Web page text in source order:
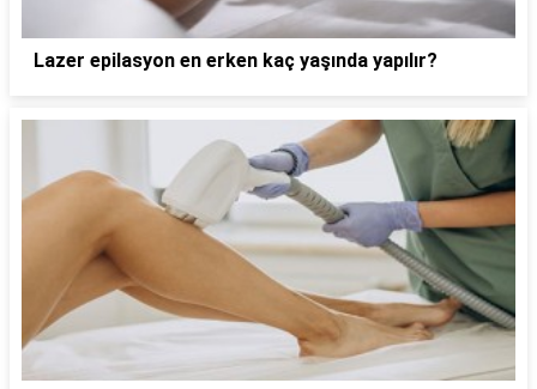
Lazer epilasyon en erken kaç yaşında yapılır?